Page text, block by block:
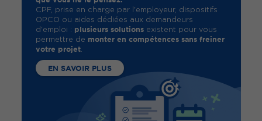
CPF, prise en charge par l'employeur, dispositifs
OPCO ou aides dédiées aux demandeurs
d'emploi : plusieurs solutionsexistent pour vous
permettre de monter en compétences sans freiner
votre projet.
EN SAVOIR PLUS